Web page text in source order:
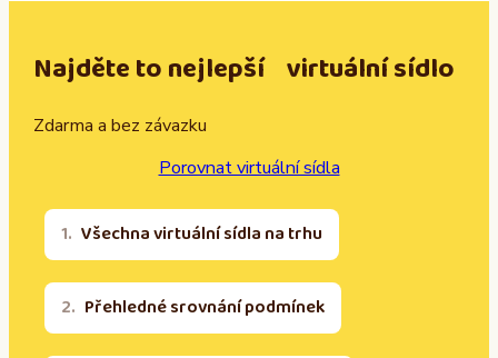
Najděte to nejlepší virtuální sídlo
Zdarma a bez závazku
Porovnat virtuální sídla
Všechna virtuální sídla na trhu
Přehledné srovnání podmínek